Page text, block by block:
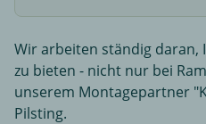
Wir arbeiten ständig daran,
zu bieten - nicht nur bei
unserem Montagepartner
Pilsting.